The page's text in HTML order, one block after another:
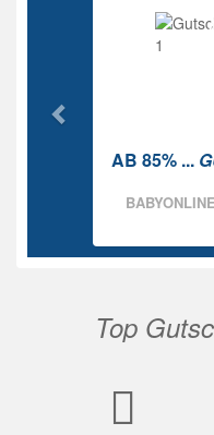
AB 85% ...
Top